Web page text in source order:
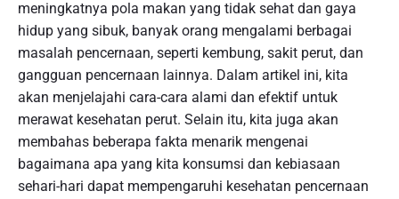
meningkatnya pola makan yang tidak sehat dan gaya
hidup yang sibuk, banyak orang mengalami berbagai
masalah pencernaan, seperti kembung, sakit perut, dan
gangguan pencernaan lainnya. Dalam artikel ini, kita
akan menjelajahi cara-cara alami dan efektif untuk
merawat kesehatan perut. Selain itu, kita juga akan
membahas beberapa fakta menarik mengenai
bagaimana apa yang kita konsumsi dan kebiasaan
sehari-hari dapat mempengaruhi kesehatan pencernaan